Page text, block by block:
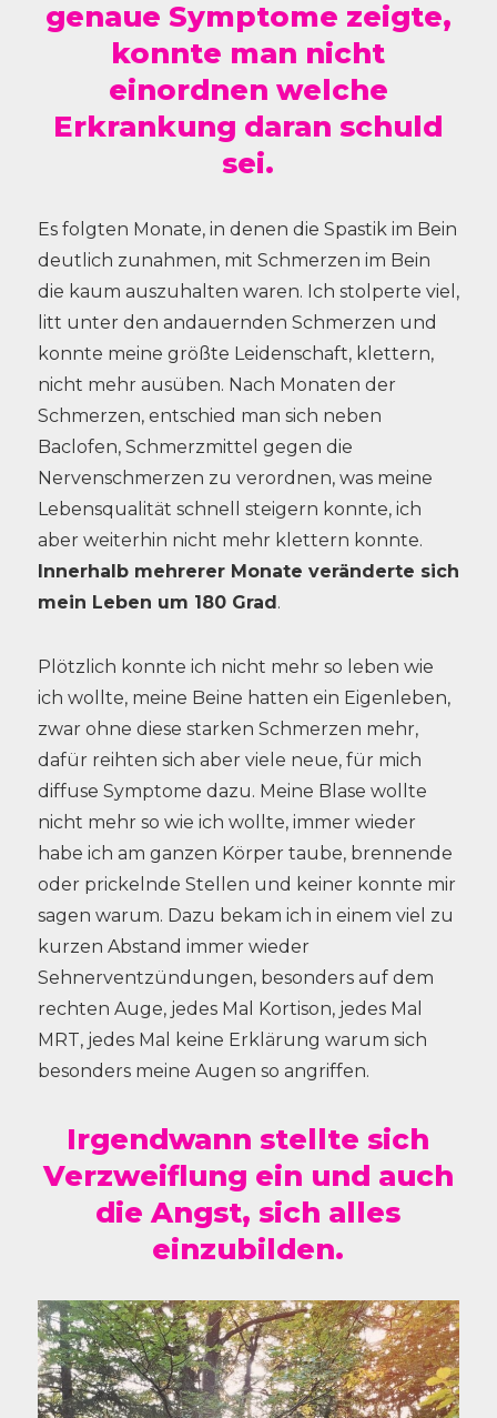
genaue Symptome zeigte,
konnte man nicht
einordnen welche
Erkrankung daran schuld
sei.
Es folgten Monate, in denen die Spastik im Bein
deutlich zunahmen, mit Schmerzen im Bein
die kaum auszuhalten waren. Ich stolperte viel,
litt unter den andauernden Schmerzen und
konnte meine größte Leidenschaft, klettern,
nicht mehr ausüben. Nach Monaten der
Schmerzen, entschied man sich neben
Baclofen, Schmerzmittel gegen die
Nervenschmerzen zu verordnen, was meine
Lebensqualität schnell steigern konnte, ich
aber weiterhin nicht mehr klettern konnte.
Innerhalb mehrerer Monate veränderte sich
mein Leben um 180 Grad.
Plötzlich konnte ich nicht mehr so leben wie
ich wollte, meine Beine hatten ein Eigenleben,
zwar ohne diese starken Schmerzen mehr,
dafür reihten sich aber viele neue, für mich
diffuse Symptome dazu. Meine Blase wollte
nicht mehr so wie ich wollte, immer wieder
habe ich am ganzen Körper taube, brennende
oder prickelnde Stellen und keiner konnte mir
sagen warum. Dazu bekam ich in einem viel zu
kurzen Abstand immer wieder
Sehnerventzündungen, besonders auf dem
rechten Auge, jedes Mal Kortison, jedes Mal
MRT, jedes Mal keine Erklärung warum sich
besonders meine Augen so angriffen.
Irgendwann stellte sich
Verzweiflung ein und auch
die Angst, sich alles
einzubilden.